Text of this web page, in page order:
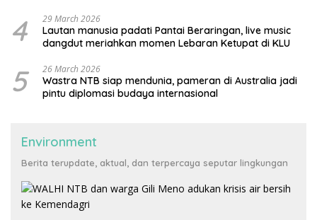
4 29 March 2026
Lautan manusia padati Pantai Beraringan, live music
dangdut meriahkan momen Lebaran Ketupat di KLU
5 26 March 2026
Wastra NTB siap mendunia, pameran di Australia jadi
pintu diplomasi budaya internasional
Environment
Berita terupdate, aktual, dan terpercaya seputar lingkungan